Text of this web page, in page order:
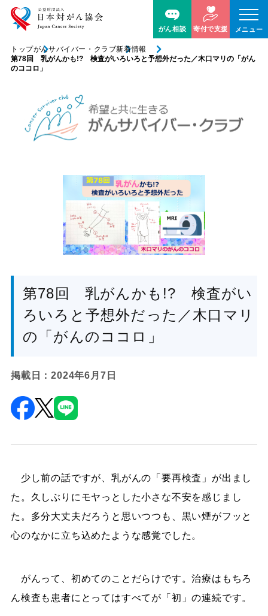
がん相談 寄付で支援 メニュー
トップがんサバイバー・クラブ新着情報
第78回 乳がんかも!? 検査がいろいろと予想外だった／木口マリの「がん
のココロ」
第78回 乳がんかも!? 検査がい
ろいろと予想外だった／木口マリ
の「がんのココロ」
掲載日：2024年6月7日
少し前の話ですが、乳がんの「要再検査」が出まし
た。久しぶりにモヤっとした小さな不安を感じまし
た。多分大丈夫だろうと思いつつも、黒い煙がフッと
心のなかに立ち込めたような感覚でした。
がんって、初めてのことだらけです。治療はもちろ
ん検査も患者にとってはすべてが「初」の連続です。